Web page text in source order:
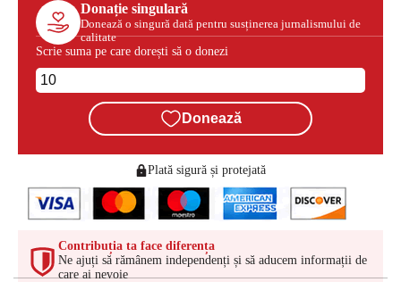
Donație singulară
Donează o singură dată pentru susținerea jurnalismului de
calitate
Scrie suma pe care dorești să o donezi
Donează
Plată sigură și protejată
Contribuția ta face diferența
Ne ajuți să rămânem independenți și să aducem informații de
care ai nevoie